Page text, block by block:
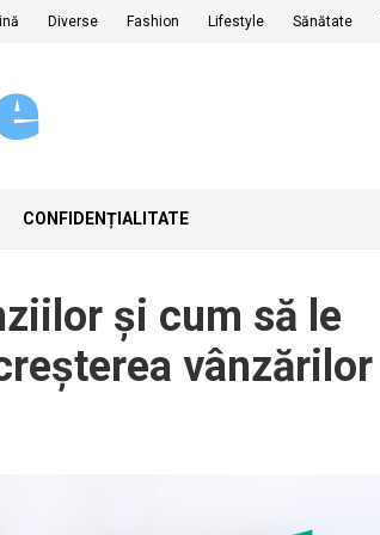
Diverse Fashion Lifestyle Sănătate
CONFIDENȚIALITATE
și cum să le
vânzărilor